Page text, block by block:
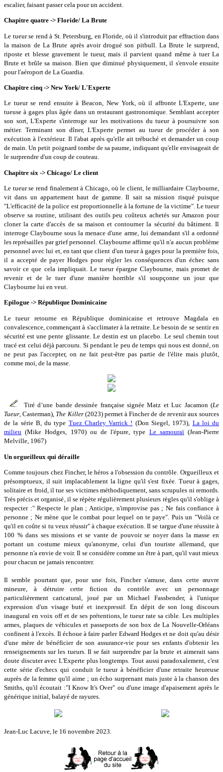
escalier, faisant passer cela pour un accident.
Chapitre quatre -> Floride/ La Brute
Le tueur se rend à St. Petersburg, en Floride, où il s'introduit par effraction dans
la maison de La Brute après avoir drogué son pitbull. La Brute le surprend,
riposte et blesse gravement le tueur, mais il parvient quand même à tuer La
Brute et brûle sa maison. Bien que diminué physiquement, il s'envole ensuite
pour l'aéroport de La Guardia.
Chapitre cinq -> New York/ L'Experte
Le tueur se rend ensuite à Beacon, New York, où il affronte L'Experte, une
tueuse à gages plus âgée dans un restaurant gastronomique. Semblant accepter
son sort, L'Experte s'interroge sur les motivations du tueur à poursuivre son
métier. Terminant son dîner, L'Experte permet au tueur de procéder à son
exécution à l'extérieur. Il l'abat après qu'elle ait trébuché et demander un coup
de main. Un petit poignard tombe de sa paume, indiquant qu'elle envisageait de
le surprendre d'un coup de couteau.
Chapitre six -> Chicago/ Le client
Le tueur se rend finalement à Chicago, où le client, le milliardaire Claybourne,
vit dans un appartement haut de gamme. Il sait sa mission risqué puisque
"L'efficacité de la police est proportionnelle à la fortune de la victime". Le tueur
observe sa routine, utilisant des outils peu coûteux achetés sur Amazon pour
cloner la carte d'accès de sa maison et contourner la sécurité du bâtiment. Il
interroge Claybourne sous la menace d'une arme, lui demandant s'il a ordonné
les représailles par grief personnel. Claybourne affirme qu'il n'a aucun problème
personnel avec lui et, en tant que client d'un tueur à gages pour la première fois,
il a accepté de payer Hodges pour régler les conséquences d'un échec sans
savoir ce que cela impliquait. Le tueur épargne Claybourne, mais promet de
revenir et de le tuer d'une manière horrible s'il soupçonne un jour que
Claybourne lui en veut.
Epilogue -> République Dominicaine
Le tueur retourne en République dominicaine et retrouve Magdala en
convalescence, commençant à s'acclimater à la retraite. Le besoin de se sentir en
sécurité est une pente glissante. Le destin est un placebo. Le seul chemin tout
tracé est celui déjà parcouru. Si pendant le peu de temps qui nous est donné, on
ne peut pas l'accepter, on ne fait peut-être pas partie de l'élite mais plutôt,
comme moi, de la masse.
Tiré d’une bande dessinée française signée Matz et Luc Jacamon (Le
Tueur, Casterman), The Killer(2023) permet à Fincher de de revenir aux sources
de la série B, du type Tuez Charley Varrick ! (Don Siegel, 1973), La loi du
milieu (Mike Hodges, 1970) ou de l'épure, type Le samouraï(Jean-Pierre
Melville, 1967)
Un orgueilleux qui déraille
Comme toujours chez Fincher, le héros a l'obsession du contrôle. Orgueilleux et
présomptueux, il suit implacablement la ligne qu'il s'est fixée. Tueur à gages,
solitaire et froid, il tue ses victimes méthodiquement, sans scrupules ni remords.
Très précis et organisé, il se répète régulièrement plusieurs règles qu'il s'oblige à
respecter :" Respecte le plan ; Anticipe, n'improvise pas ; Ne fais confiance à
personne ; Ne mène que le combat pour lequel on te paye". Puis un "Voilà ce
qu'il en coûte si tu veux réussir" à chaque exécution. Il se targue d'une réussite à
100 % dans ses missions et se vante de pouvoir se noyer dans la masse en
portant un costume mieux qu'anonyme, celui d'un touriste allemand, que
personne n'a envie de voir. Il se considère comme un être à part, qu'il vaut mieux
pour chacun ne jamais rencontrer.
Il semble pourtant que, pour une fois, Fincher s'amuse, dans cette œuvre
mineure, à détruire cette fiction du contrôle avec un personnage
particulièrement caricatural, joué par un Michael Fassbender, à l'unique
expression d'un visage buté et inexpressif. En dépit de son long discours
inaugural en voix off et de ses prétentions, le tueur rate sa cible. Les multiples
armes, plaques de véhicules et passeports de son box de La Nouvelle-Orléans
confinent à l'excès. Il échoue à faire parler Edward Hodges et ne doit qu'au désir
d'une mère de bénéficier de son assurance-vie pour ses enfants d'obtenir les
renseignements sur les tueurs. Il se fait surprendre par la brute et aimerait sans
doute discuter avec L'Experte plus longtemps. Tout aussi paradoxalement, c'est
cette série d'echecs qui conduit le tueur à bénéficier d'une retraite heureuse
auprès de la femme qu'il aime ; un écho surprenant mais juste à la chanson des
Smiths, qu'il écoutait :"I Know It's Over" ou d'une image d'apaisement après le
générique initial, balayé de rayures.
Jean-Luc Lacuve, le 16 novembre 2023.